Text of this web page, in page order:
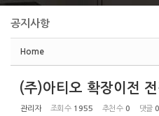
공지사항
Home
(주)아티오 확장이전
관리자 조회 수 1955 추천 수 0 댓글 0